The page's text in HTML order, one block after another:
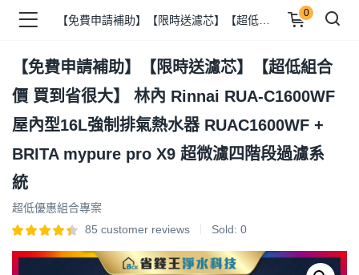
)
)
)
0
【免費申請補助】【限時送濾芯】【超低組合
價 買到省很大】 林內 Rinnai RUA-C1600WF
屋內型16L強制排氣熱水器 RUAC1600WF +
BRITA mypure pro X9 超微濾四階段過濾系
統
超低優惠組合專案
85 customer reviews Sold: 0